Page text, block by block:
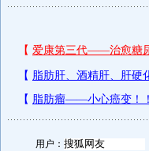
用户：